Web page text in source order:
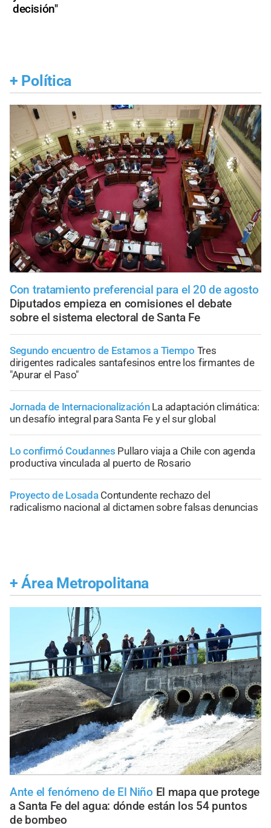
decisión"
+ Política
Con tratamiento preferencial para el 20 de agosto
Diputados empieza en comisiones el debate
sobre el sistema electoral de Santa Fe
Segundo encuentro de Estamos a Tiempo Tres
dirigentes radicales santafesinos entre los firmantes de
"Apurar el Paso"
Jornada de Internacionalización La adaptación climática:
un desafío integral para Santa Fe y el sur global
Lo confirmó Coudannes Pullaro viaja a Chile con agenda
productiva vinculada al puerto de Rosario
Proyecto de Losada Contundente rechazo del
radicalismo nacional al dictamen sobre falsas denuncias
+ Área Metropolitana
Ante el fenómeno de El Niño El mapa que protege
a Santa Fe del agua: dónde están los 54 puntos
de bombeo